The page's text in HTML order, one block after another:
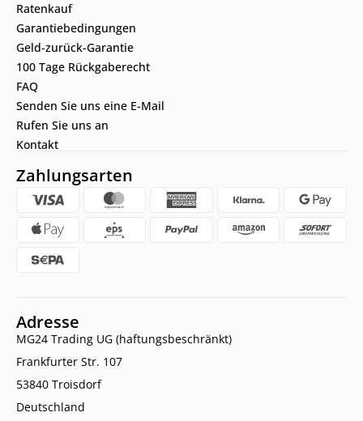
Ratenkauf
Garantiebedingungen
Geld-zurück-Garantie
100 Tage Rückgaberecht
FAQ
Senden Sie uns eine E-Mail
Rufen Sie uns an
Kontakt
Zahlungsarten
Adresse
MG24 Trading UG (haftungsbeschränkt)
Frankfurter Str. 107
53840 Troisdorf
Deutschland